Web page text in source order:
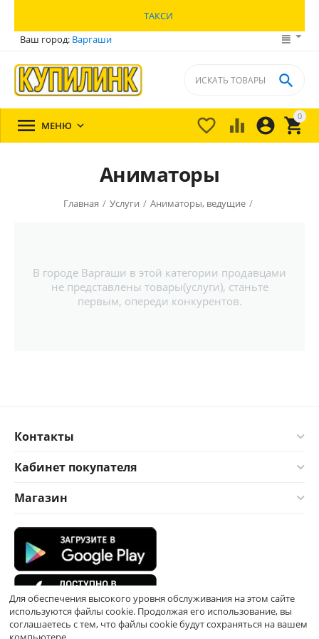
ТАКСИ
Ваш город: Варгаши
0


 

 МЕНЮ 
Аниматоры
Главная / Услуги / Аниматоры, ведущие /
В городе Варгаши в этой категории продавцами
не представлены товары(услуги), станьте
первым, опереди конкурентов.
Контакты
Кабинет покупателя
Магазин
Для обеспечения высокого уровня обслуживания на этом сайте
используются файлы cookie. Продолжая его использование, вы
соглашаетесь с тем, что файлы cookie будут сохраняться на вашем